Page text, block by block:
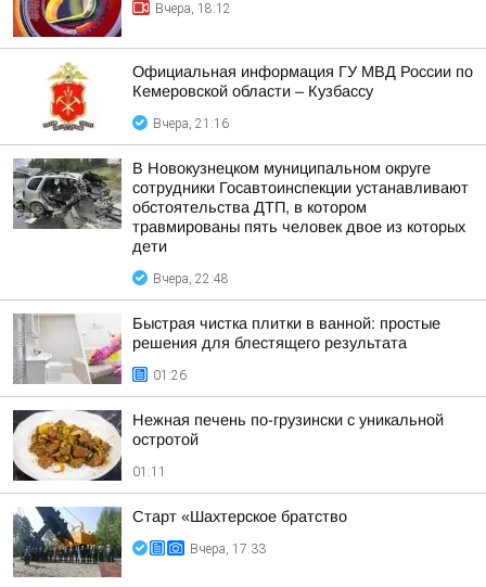
Вчера, 18:12
Официальная информация ГУ МВД России по
Кемеровской области – Кузбассу
Вчера, 21:16
В Новокузнецком муниципальном округе
сотрудники Госавтоинспекции устанавливают
обстоятельства ДТП, в котором
травмированы пять человек двое из которых
дети
Вчера, 22:48
Быстрая чистка плитки в ванной: простые
решения для блестящего результата
01:26
Нежная печень по-грузински с уникальной
остротой
01:11
Старт «Шахтерское братство
Вчера, 17:33